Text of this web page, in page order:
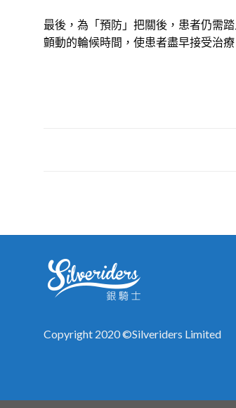
最後，為「預防」把關後，患者仍需
顫動的輪候時間，使患者盡早接受治療
Copyright 2020 ©Silveriders Limited